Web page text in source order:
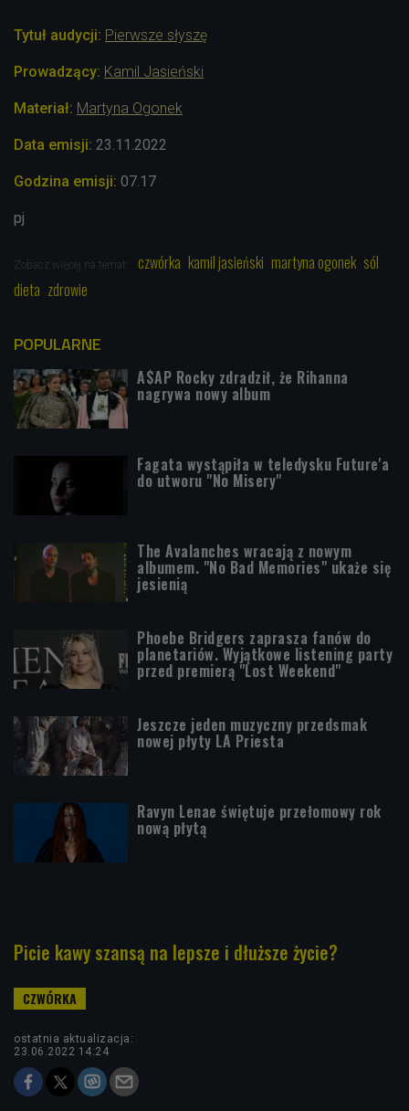
Tytuł audycji: Pierwsze słyszę
Prowadzący: Kamil Jasieński
Materiał: Martyna Ogonek
Data emisji: 23.11.2022
Godzina emisji: 07.17
pj
Zobacz więcej na temat: czwórka kamil jasieński martyna ogonek sól
dieta zdrowie
POPULARNE
A$AP Rocky zdradził, że Rihanna
nagrywa nowy album
Fagata wystąpiła w teledysku Future'a
do utworu "No Misery"
The Avalanches wracają z nowym
albumem. "No Bad Memories" ukaże się
jesienią
Phoebe Bridgers zaprasza fanów do
planetariów. Wyjątkowe listening party
przed premierą "Lost Weekend"
Jeszcze jeden muzyczny przedsmak
nowej płyty LA Priesta
Ravyn Lenae świętuje przełomowy rok
nową płytą
Picie kawy szansą na lepsze i dłuższe życie?
ostatnia aktualizacja:
23.06.2022 14:24